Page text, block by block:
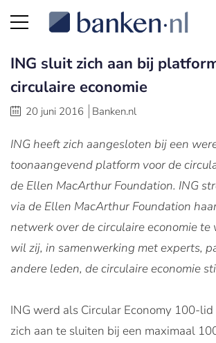
ING sluit zich aan bij
circulaire economie
20 juni 2016 Banken.nl
ING heeft zich aangesloten bij een
toonaangevend platform voor de
de Ellen MacArthur Foundation. ING
via de Ellen MacArthur Foundation
netwerk over de circulaire economie te
wil zij, in samenwerking met experts,
andere leden, de circulaire economie
ING werd als Circular Economy 100-
zich aan te sluiten bij een maximaal